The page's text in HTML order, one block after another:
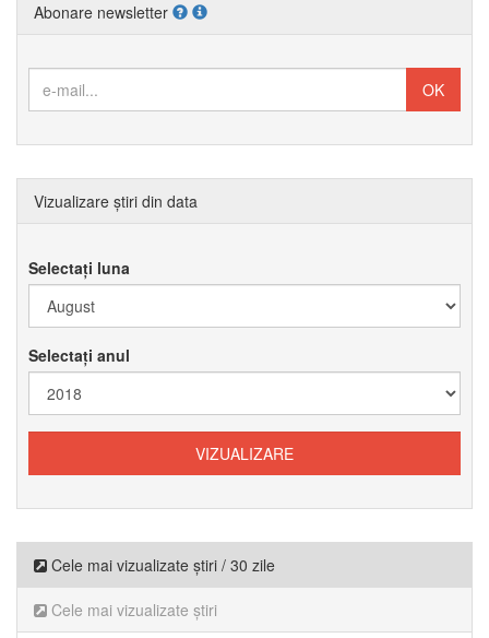
Abonare newsletter
Vizualizare știri din data
Selectați luna
Selectați anul
Cele mai vizualizate știri / 30 zile
Cele mai vizualizate știri